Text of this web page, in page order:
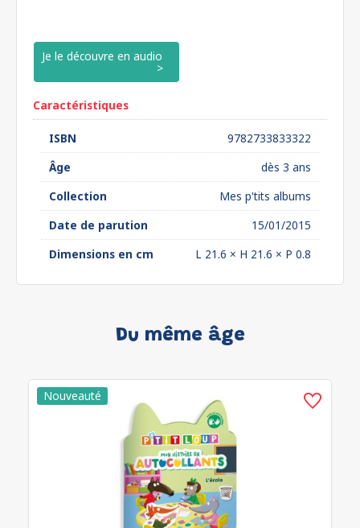
Je le découvre en audio
Caractéristiques
ISBN
9782733833322
Âge
dès 3 ans
Collection
Mes p'tits albums
Date de parution
15/01/2015
Dimensions en cm
L 21.6 × H 21.6 × P 0.8
Du même âge